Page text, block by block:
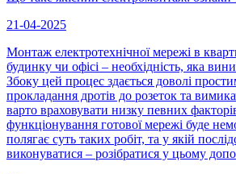
21-04-2025
Монтаж електротехнічної мережі в
будинку чи офісі – необхідність, яка
Збоку цей процес здається доволі
прокладання дротів до розеток та
варто враховувати низку певних
функціонування готової мережі буде
полягає суть таких робіт, та у якій
виконуватися – розібратися у цьому